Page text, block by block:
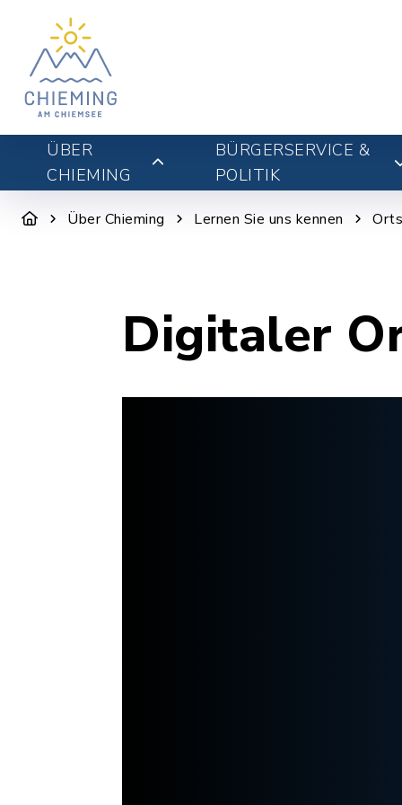
ÜBER
CHIEMING
BÜRGERSERVICE &
POLITIK
Über Chieming Lernen Sie uns kennen
Digitaler